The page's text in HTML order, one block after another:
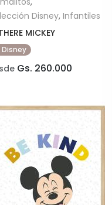
Disney, Infantiles
MICKEY
Disney
Gs. 260.000